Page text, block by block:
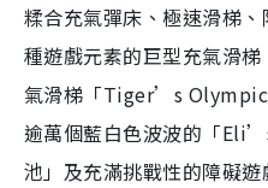
糅合充氣彈床、極速滑梯
種遊戲元素的巨型充氣滑
氣滑梯「Tiger’s Olympic
逾萬個藍白色波波的「
池」及充滿挑戰性的障礙遊